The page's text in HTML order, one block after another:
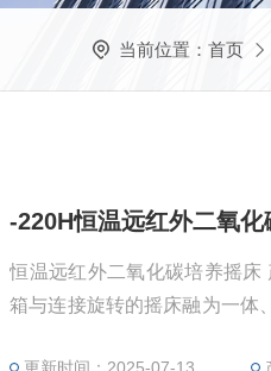
当前位置： 首页
-220H恒温远红外二氧
恒温远红外二氧化碳培养摇床 产品特点： 全温恒温培养摇
箱与连接旋转的摇床融为一体
更新时间：2025-07-13